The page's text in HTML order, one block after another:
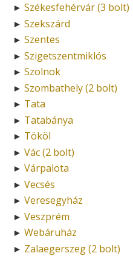
► Székesfehérvár (3 bolt)
► Szekszárd
► Szentes
► Szigetszentmiklós
► Szolnok
► Szombathely (2 bolt)
► Tata
► Tatabánya
► Tököl
► Vác (2 bolt)
► Várpalota
► Vecsés
► Veresegyház
► Veszprém
► Webáruház
► Zalaegerszeg (2 bolt)